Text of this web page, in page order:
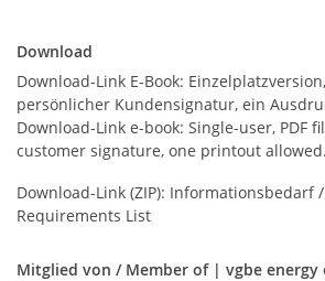
Download
Download-Link E-Book:
persönlicher Kundensignatur, ein
Download-Link e-book: Single-user, PDF
customer signature, one printout allowed.
Download-Link (ZIP): Informationsbedarf
Requirements List
Mitglied von / Member of | vgbe energy